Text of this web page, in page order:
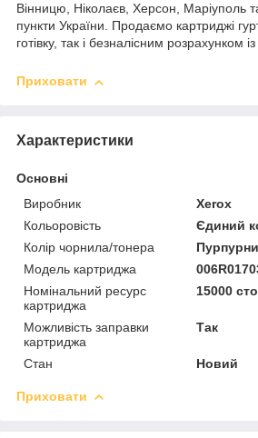
Вінницю, Ніколаєв, Херсон, Маріуполь
пункти України. Продаємо картриджі
готівку, так і безналісним розрахунком
Приховати
Характеристики
Основні
Виробник
Xerox
Кольоровість
Єдиний
Колір чорнила/тонера
Модель картриджа
Номінальний ресурс
картриджа
15000
Можливість заправки
картриджа
Так
Стан Новий
Приховати